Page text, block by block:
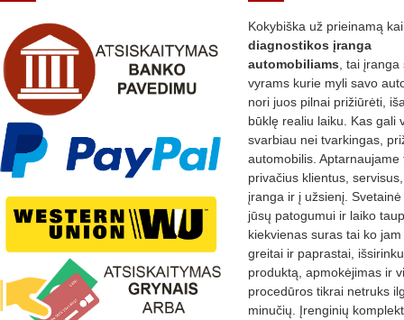
Kokybiška už prieinamą
diagnostikos įranga
automobiliams , tai
vyrams kurie myli savo
nori juos pilnai prižiūrėti,
būklę realiu laiku. Kas gali
svarbiau nei tvarkingas,
automobilis. Aptarnaujame
privačius klientus,
įranga ir į užsienį.
jūsų patogumui ir laiko
kiekvienas suras tai ko
greitai ir paprastai,
produktą, apmokėjimas ir
procedūros tikrai netruks
minučių. Įrenginių